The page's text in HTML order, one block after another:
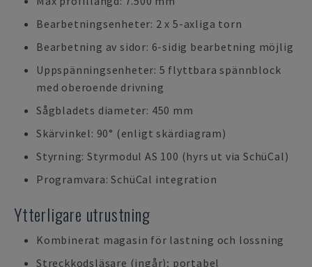
Bearbetningsenheter: 2 x 5-axliga torn
Bearbetning av sidor: 6-sidig bearbetning möjlig
Uppspänningsenheter: 5 flyttbara spännblock
med oberoende drivning
Sågbladets diameter: 450 mm
Skärvinkel: 90° (enligt skärdiagram)
Styrning: Styrmodul AS 100 (hyrs ut via SchüCal)
Programvara: SchüCal integration
Ytterligare utrustning
Kombinerat magasin för lastning och lossning
Streckkodsläsare (ingår); portabel